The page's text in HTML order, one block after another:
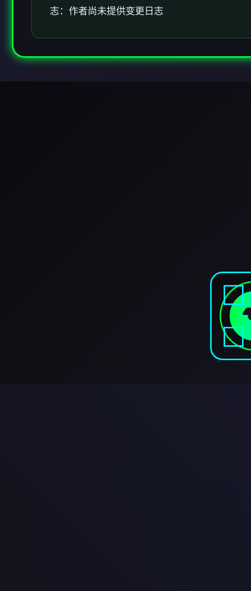
志：作者尚未提供变更日志